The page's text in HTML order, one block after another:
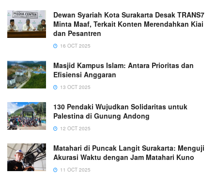
Dewan Syariah Kota Surakarta Desak TRANS7
Minta Maaf, Terkait Konten Merendahkan Kiai
dan Pesantren
16 OCT 2025
Masjid Kampus Islam: Antara Prioritas dan
Efisiensi Anggaran
13 OCT 2025
130 Pendaki Wujudkan Solidaritas untuk
Palestina di Gunung Andong
12 OCT 2025
Matahari di Puncak Langit Surakarta: Menguji
Akurasi Waktu dengan Jam Matahari Kuno
11 OCT 2025